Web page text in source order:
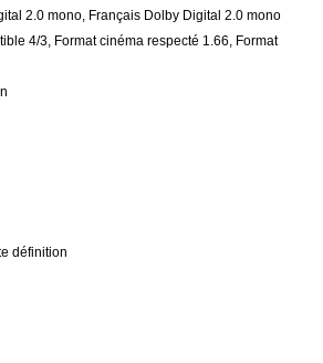
2.0 mono, Français Dolby Digital 2.0 mono
4/3, Format cinéma respecté 1.66, Format
définition